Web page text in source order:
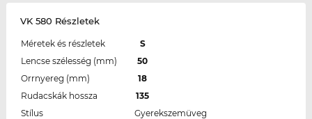
VK 580 Részletek
Méretek és részletek
S
Lencse szélesség (mm)
50
Orrnyereg (mm)
18
Rudacskák hossza
135
Stílus
Gyerekszemüveg